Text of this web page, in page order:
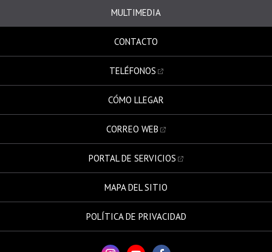
MULTIMEDIA
CONTACTO
TELÉFONOS
CÓMO LLEGAR
CORREO WEB
PORTAL DE SERVICIOS
MAPA DEL SITIO
POLÍTICA DE PRIVACIDAD